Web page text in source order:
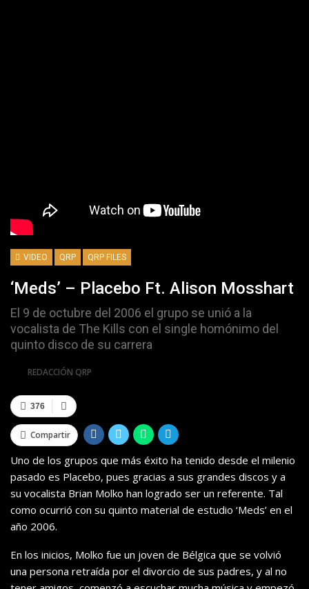
VIDEO QRP QRP FILES
‘Meds’ – Placebo Ft. Alison Mosshart
El 9 de octubre del 2006 el grupo se unió a la
vocalista de The Kills con el single homónimo del
quinto disco de su carrera
REDACCIÓN QRP
376
Compartir
Uno de los grupos que más éxito ha tenido desde el milenio
pasado es Placebo, pues gracias a sus grandes discos y a
su vocalista Brian Molko han logrado ser un referente. Tal
como ocurrió con su quinto material de estudio ‘Meds’ en el
año 2006.
En los inicios, Molko fue un joven de Bélgica que se volvió
una persona retraída por el divorcio de sus padres, y al no